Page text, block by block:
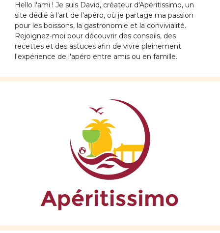
Hello l'ami ! Je suis David, créateur d'Apéritissimo, un
site dédié à l'art de l'apéro, où je partage ma passion
pour les boissons, la gastronomie et la convivialité.
Rejoignez-moi pour découvrir des conseils, des
recettes et des astuces afin de vivre pleinement
l'expérience de l'apéro entre amis ou en famille.